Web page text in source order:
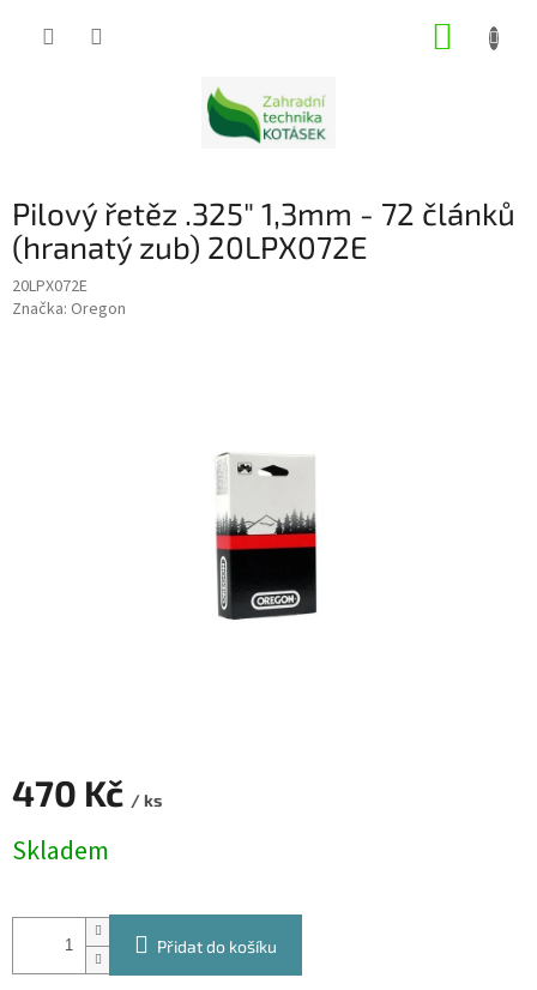
Pilový řetěz .325" 1,3mm - 72 článků
(hranatý zub) 20LPX072E
20LPX072E
Značka: Oregon
470 Kč / ks
cena:
Skladem
Přidat do košíku